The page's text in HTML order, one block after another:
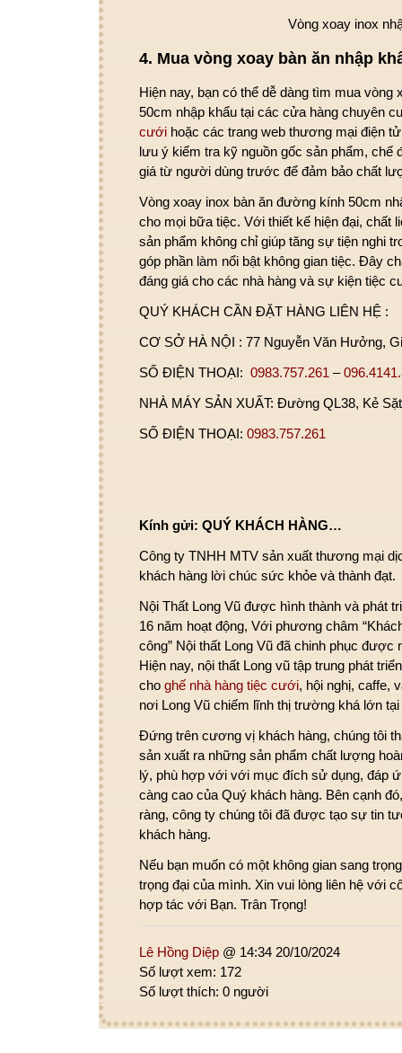
Vòng xoay inox
4. Mua vòng xoay bàn ăn nhập
Hiện nay, bạn có thể dễ dàng tìm mua vòng
50cm nhập khẩu tại các cửa hàng chuyên
cưới hoặc các trang web thương mại điện
lưu ý kiểm tra kỹ nguồn gốc sản phẩm, chế
giá từ người dùng trước để đảm bảo chất
Vòng xoay inox bàn ăn đường kính 50cm
cho mọi bữa tiệc. Với thiết kế hiện đại, chất
sản phẩm không chỉ giúp tăng sự tiện nghi
góp phần làm nổi bật không gian tiệc. Đây
đáng giá cho các nhà hàng và sự kiện tiệc
QUÝ KHÁCH CẦN ĐẶT HÀNG LIÊN HỆ :
CƠ SỞ HÀ NỘI : 77 Nguyễn Văn Hưởng,
SỐ ĐIỆN THOẠI: 0983.757.261 –
NHÀ MÁY SẢN XUẤT: Đường QL38, Kẻ
SỐ ĐIỆN THOẠI: 0983.757.261
Kính gửi: QUÝ KHÁCH HÀNG…
Công ty TNHH MTV sản xuất thương mại
khách hàng lời chúc sức khỏe và thành đạt.
Nội Thất Long Vũ được hình thành và phát
16 năm hoạt động, Với phương châm
công” Nội thất Long Vũ đã chinh phục được
Hiện nay, nội thất Long vũ tập trung phát
cho ghế nhà hàng tiệc cưới, hội nghị, caffe,
nơi Long Vũ chiếm lĩnh thị trường khá lớn
Đứng trên cương vị khách hàng, chúng tôi
sản xuất ra những sản phẩm chất lượng
lý, phù hợp với với mục đích sử dụng, đáp
càng cao của Quý khách hàng. Bên cạnh
ràng, công ty chúng tôi đã được tạo sự tin
khách hàng.
Nếu bạn muốn có một không gian sang
trọng đại của mình. Xin vui lòng liên hệ với
hợp tác với Bạn. Trân Trọng!
Lê Hồng Diệp @ 14:34 20/10/2024
Số lượt xem: 172
Số lượt thích: 0 người